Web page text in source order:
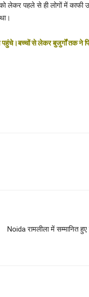
लेकर पहले से ही लोगों में काफी
से लेकर बुजुर्गों तक ने
Noida रामलीला में सम्मानित हुए